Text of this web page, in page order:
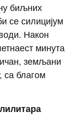
биљних
се силицијум
Након
минута
земљани
са благом